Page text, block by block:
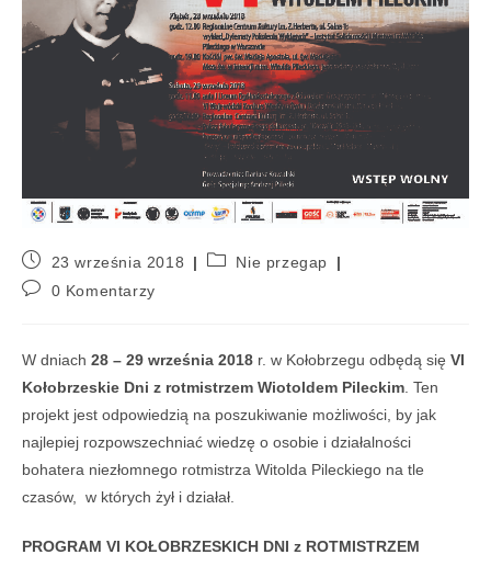
23 września 2018
Nie przegap
0 Komentarzy
W dniach 28 – 29 września 2018 r. w Kołobrzegu odbędą się VI
Kołobrzeskie Dni z rotmistrzem Wiotoldem Pileckim . Ten
projekt jest odpowiedzią na poszukiwanie możliwości, by jak
najlepiej rozpowszechniać wiedzę o osobie i działalności
bohatera niezłomnego rotmistrza Witolda Pileckiego na tle
czasów, w których żył i działał.
PROGRAM VI KOŁOBRZESKICH DNI z ROTMISTRZEM